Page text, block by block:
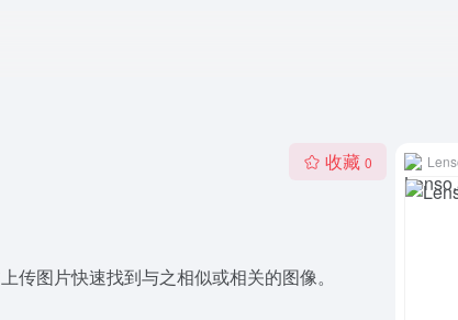
收藏 0
图片快速找到与之相似或相关的图像。